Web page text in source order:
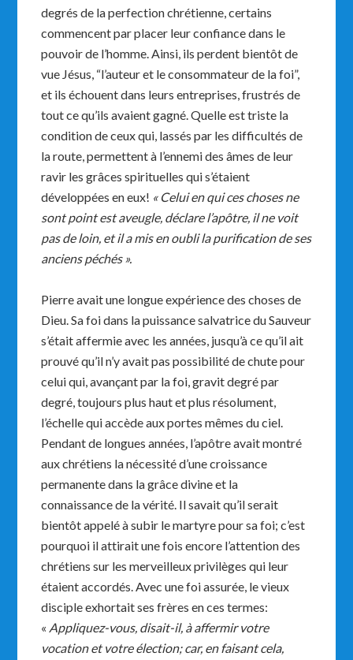
degrés de la perfection chrétienne, certains
commencent par placer leur confiance dans le
pouvoir de l’homme. Ainsi, ils perdent bientôt de
vue Jésus, “l’auteur et le consommateur de la foi”,
et ils échouent dans leurs entreprises, frustrés de
tout ce qu’ils avaient gagné. Quelle est triste la
condition de ceux qui, lassés par les difficultés de
la route, permettent à l’ennemi des âmes de leur
ravir les grâces spirituelles qui s’étaient
développées en eux! « Celui en qui ces choses ne
sont point est aveugle, déclare l’apôtre, il ne voit
pas de loin, et il a mis en oubli la purification de ses
anciens péchés ».
Pierre avait une longue expérience des choses de
Dieu. Sa foi dans la puissance salvatrice du Sauveur
s’était affermie avec les années, jusqu’à ce qu’il ait
prouvé qu’il n’y avait pas possibilité de chute pour
celui qui, avançant par la foi, gravit degré par
degré, toujours plus haut et plus résolument,
l’échelle qui accède aux portes mêmes du ciel.
Pendant de longues années, l’apôtre avait montré
aux chrétiens la nécessité d’une croissance
permanente dans la grâce divine et la
connaissance de la vérité. Il savait qu’il serait
bientôt appelé à subir le martyre pour sa foi; c’est
pourquoi il attirait une fois encore l’attention des
chrétiens sur les merveilleux privilèges qui leur
étaient accordés. Avec une foi assurée, le vieux
disciple exhortait ses frères en ces termes:
« Appliquez-vous, disait-il, à affermir votre
vocation et votre élection; car, en faisant cela,